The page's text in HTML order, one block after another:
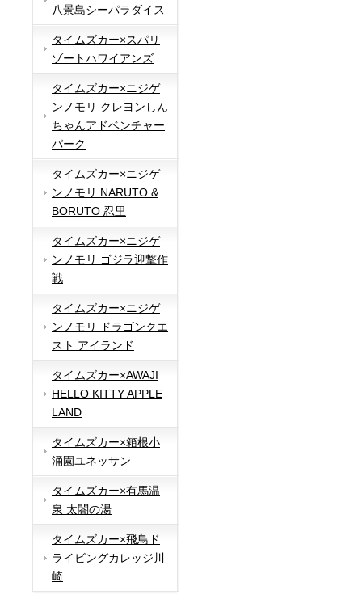
八景島シーパラダイス
タイムズカー×スパリ
ゾートハワイアンズ
タイムズカー×ニジゲ
ンノモリ クレヨンしん
ちゃんアドベンチャー
パーク
タイムズカー×ニジゲ
ンノモリ NARUTO &
BORUTO 忍里
タイムズカー×ニジゲ
ンノモリ ゴジラ迎撃作
戦
タイムズカー×ニジゲ
ンノモリ ドラゴンクエ
スト アイランド
タイムズカー×AWAJI
HELLO KITTY APPLE
LAND
タイムズカー×箱根小
涌園ユネッサン
タイムズカー×有馬温
泉 太閤の湯
タイムズカー×飛鳥ド
ライビングカレッジ川
崎